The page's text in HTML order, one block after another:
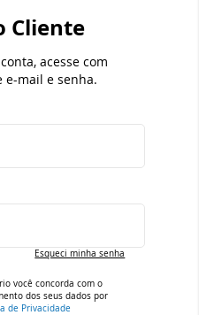
Cliente
acesse com
e-mail e senha.
Esqueci minha senha
você concorda com o
dos seus dados por
de Privacidade